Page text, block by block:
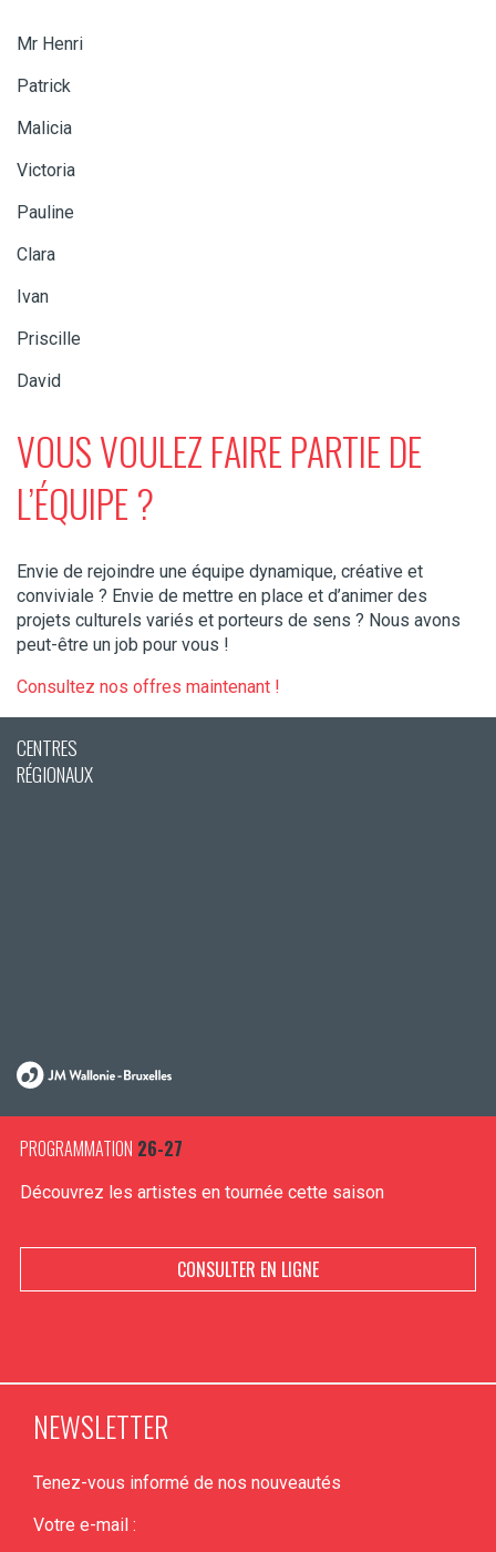
Mr Henri
Patrick
Malicia
Victoria
Pauline
Clara
Ivan
Priscille
David
VOUS VOULEZ FAIRE PARTIE DE
L’ÉQUIPE ?
Envie de rejoindre une équipe dynamique, créative et
conviviale ? Envie de mettre en place et d’animer des
projets culturels variés et porteurs de sens ? Nous avons
peut-être un job pour vous !
Consultez nos offres maintenant !
CENTRES
RÉGIONAUX
PROGRAMMATION 26-27
Découvrez les artistes en tournée cette saison
CONSULTER EN LIGNE
NEWSLETTER
Tenez-vous informé de nos nouveautés
Votre e-mail :